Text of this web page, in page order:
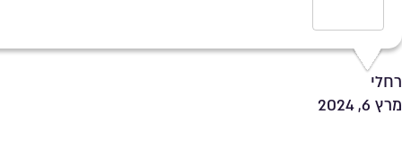
רחלי
מרץ 6, 2024